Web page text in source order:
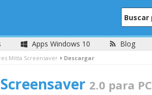
Apps Windows 10 Blog
Mitta Screensaver Descargar
2.0 para PC